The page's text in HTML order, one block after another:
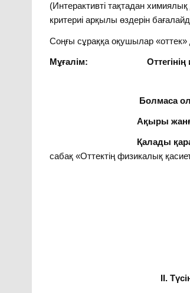
(Интерактивті тақтадан
критериі арқылы өздерін
Соңғы сұраққа оқушылар «оттек»
Мұғалім:
Болмаса ол, Жер
Ақыры жанған
Қалады қарауытып,
сабақ «Оттектің физикалық
ІІ. Түсіну